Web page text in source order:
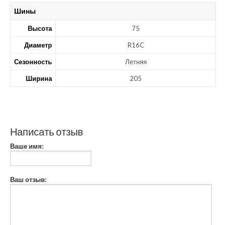
Шины
Высота 75
Диаметр R16C
Сезонность Летняя
Ширина 205
Написать отзыв
Ваше имя:
Ваш отзыв: